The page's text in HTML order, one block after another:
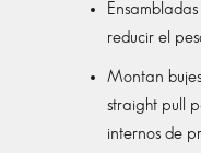
reducir el
Montan
straight pull
internos de